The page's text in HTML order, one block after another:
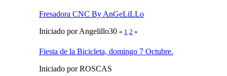
Fresadora CNC By AnGeLiLLo
Iniciado por Angelillo30 « 1 2 »
Fiesta de la Bicicleta, domingo 7 Octubre.
Iniciado por ROSCAS